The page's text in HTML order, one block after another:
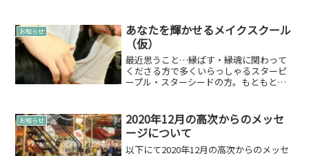
お知らせ
あなたを輝かせるメイクスクール
（仮）
最近思うこと…縁ぱす・縁魂に関わって
くださる方で多くいらっしゃるスターピ
ープル・スターシードの方。もともとも
ーピープル・スターシードの性質か気質
なのかあまり地球でのメイ...
お知らせ
2020年12月の高次からのメッセ
ージについて
以下にて2020年12月の高次からのメッセ